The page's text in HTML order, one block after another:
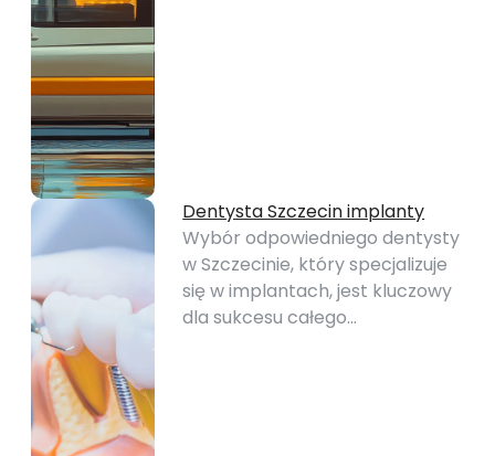
Dentysta Szczecin implanty
Wybór odpowiedniego dentysty
w Szczecinie, który specjalizuje
się w implantach, jest kluczowy
dla sukcesu całego…